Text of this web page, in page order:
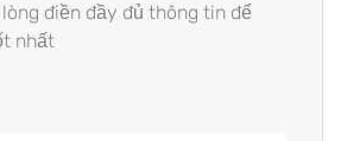
điền đầy đủ thông tin để
nhất